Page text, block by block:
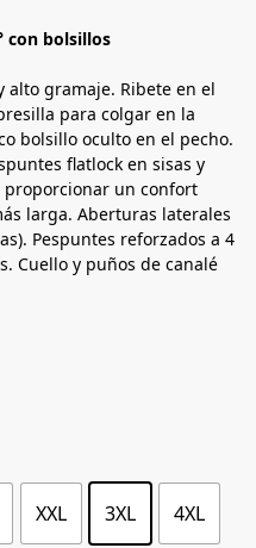
con bolsillos
alto gramaje. Ribete en el
para colgar en la
bolsillo oculto en el pecho.
flatlock en sisas y
un confort
larga. Aberturas laterales
Pespuntes reforzados a 4
Cuello y puños de canalé
XXL 3XL 4XL